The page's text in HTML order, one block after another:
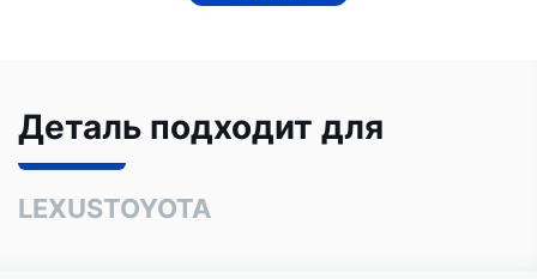
Деталь подходит для
LEXUSTOYOTA